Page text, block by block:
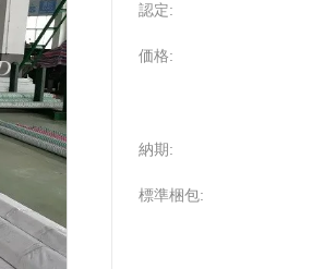
認定:
価格:
納期:
標準梱包: